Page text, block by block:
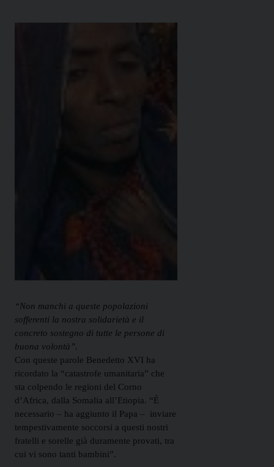
“Non manchi a queste popolazioni
sofferenti la nostra solidarietà e il
concreto sostegno di tutte le persone di
buona volontà”.
Con queste parole Benedetto XVI ha
ricordato la “catastrofe umanitaria” che
sta colpendo le regioni del Corno
d’Africa, dalla Somalia all’Etiopia. “È
necessario – ha aggiunto il Papa – inviare
tempestivamente soccorsi a questi nostri
fratelli e sorelle già duramente provati, tra
cui vi sono tanti bambini”.